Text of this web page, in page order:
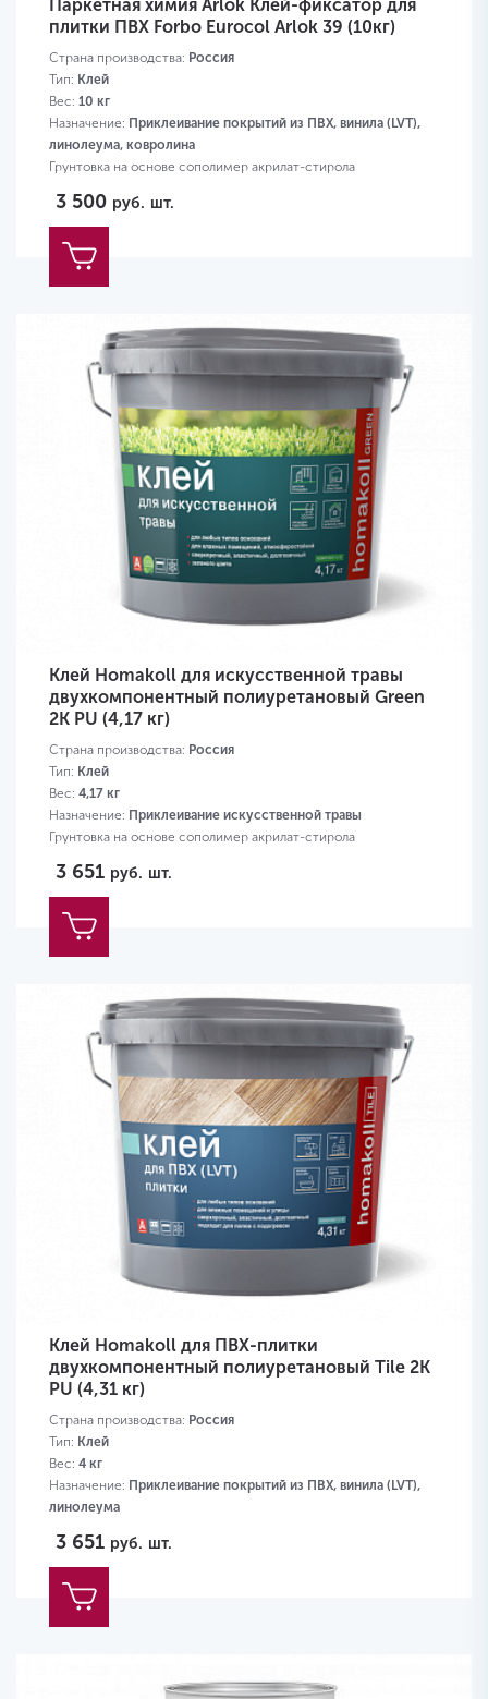
Паркетная химия Arlok Клей-фиксатор для
плитки ПВХ Forbo Eurocol Arlok 39 (10кг)
Страна производства: Россия
Тип: Клей
Вес: 10 кг
Назначение: Приклеивание покрытий из ПВХ, винила (LVT),
линолеума, ковролина
Грунтовка на основе сополимер акрилат-стирола
3 500 руб. шт.
Клей Homakoll для искусственной травы
двухкомпонентный полиуретановый Green
2K PU (4,17 кг)
Страна производства: Россия
Тип: Клей
Вес: 4,17 кг
Назначение: Приклеивание искусственной травы
Грунтовка на основе сополимер акрилат-стирола
3 651 руб. шт.
Клей Homakoll для ПВХ-плитки
двухкомпонентный полиуретановый Tile 2K
PU (4,31 кг)
Страна производства: Россия
Тип: Клей
Вес: 4 кг
Назначение: Приклеивание покрытий из ПВХ, винила (LVT),
линолеума
3 651 руб. шт.